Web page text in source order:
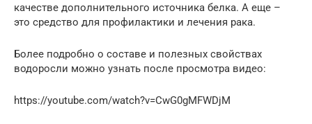
качестве дополнительного источника белка. А еще –
это средство для профилактики и лечения рака.
Более подробно о составе и полезных свойствах
водоросли можно узнать после просмотра видео:
https://youtube.com/watch?v=CwG0gMFWDjM